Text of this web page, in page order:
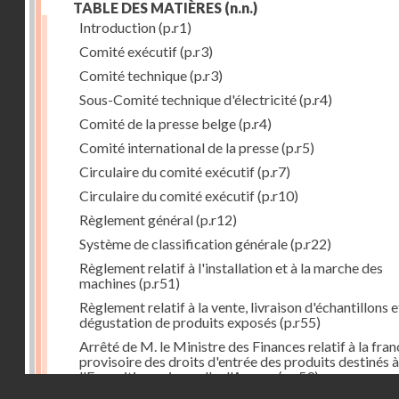
TABLE DES MATIÈRES (n.n.)
Introduction(p.r1)
Comité exécutif(p.r3)
Comité technique(p.r3)
Sous-Comité technique d'électricité(p.r4)
Comité de la presse belge(p.r4)
Comité international de la presse(p.r5)
Circulaire du comité exécutif(p.r7)
Circulaire du comité exécutif(p.r10)
Règlement général(p.r12)
Système de classification générale(p.r22)
Règlement relatif à l'installation et à la marche des
machines (p.r51)
Règlement relatif à la vente, livraison d'échantillons
dégustation de produits exposés (p.r55)
Arrêté de M. le Ministre des Finances relatif à la
provisoire des droits d'entrée des produits destinés à
l'Exposition universelle d'Anvers(p.r59)